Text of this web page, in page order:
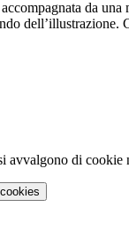
da
dell’illustrazione.
avvalgono di